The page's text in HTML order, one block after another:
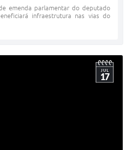
emenda parlamentar do deputado
infraestrutura nas vias do
JUL
17